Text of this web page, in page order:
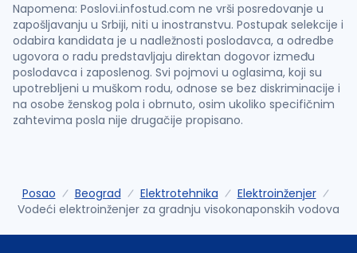
Napomena: Poslovi.infostud.com ne vrši posredovanje u
zapošljavanju u Srbiji, niti u inostranstvu. Postupak selekcije i
odabira kandidata je u nadležnosti poslodavca, a odredbe
ugovora o radu predstavljaju direktan dogovor između
poslodavca i zaposlenog. Svi pojmovi u oglasima, koji su
upotrebljeni u muškom rodu, odnose se bez diskriminacije i
na osobe ženskog pola i obrnuto, osim ukoliko specifičnim
zahtevima posla nije drugačije propisano.
Posao Beograd Elektrotehnika
Elektroinženjer
Vodeći elektroinženjer za gradnju visokonaponskih vodova